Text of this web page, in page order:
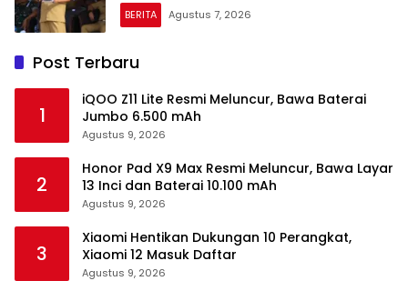
BERITA Agustus 7, 2026
Post Terbaru
1
iQOO Z11 Lite Resmi Meluncur, Bawa Baterai
Jumbo 6.500 mAh
Agustus 9, 2026
2
Honor Pad X9 Max Resmi Meluncur, Bawa Layar
13 Inci dan Baterai 10.100 mAh
Agustus 9, 2026
3
Xiaomi Hentikan Dukungan 10 Perangkat,
Xiaomi 12 Masuk Daftar
Agustus 9, 2026